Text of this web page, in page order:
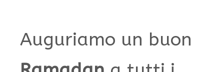
Auguriamo un buon